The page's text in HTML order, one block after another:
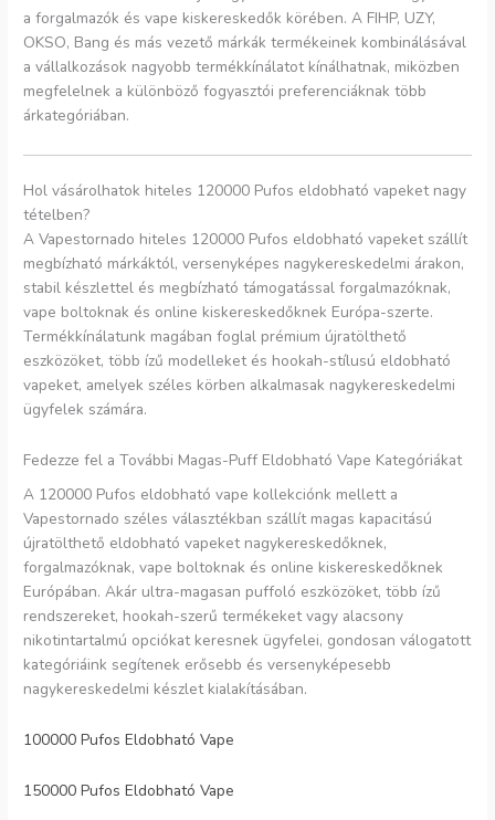
a forgalmazók és vape kiskereskedők körében. A FIHP, UZY,
OKSO, Bang és más vezető márkák termékeinek kombinálásával
a vállalkozások nagyobb termékkínálatot kínálhatnak, miközben
megfelelnek a különböző fogyasztói preferenciáknak több
árkategóriában.
Hol vásárolhatok hiteles 120000 Pufos eldobható vapeket nagy
tételben?
A Vapestornado hiteles 120000 Pufos eldobható vapeket szállít
megbízható márkáktól, versenyképes nagykereskedelmi árakon,
stabil készlettel és megbízható támogatással forgalmazóknak,
vape boltoknak és online kiskereskedőknek Európa-szerte.
Termékkínálatunk magában foglal prémium újratölthető
eszközöket, több ízű modelleket és hookah-stílusú eldobható
vapeket, amelyek széles körben alkalmasak nagykereskedelmi
ügyfelek számára.
Fedezze fel a További Magas-Puff Eldobható Vape Kategóriákat
A 120000 Pufos eldobható vape kollekciónk mellett a
Vapestornado széles választékban szállít magas kapacitású
újratölthető eldobható vapeket nagykereskedőknek,
forgalmazóknak, vape boltoknak és online kiskereskedőknek
Európában. Akár ultra-magasan puffoló eszközöket, több ízű
rendszereket, hookah-szerű termékeket vagy alacsony
nikotintartalmú opciókat keresnek ügyfelei, gondosan válogatott
kategóriáink segítenek erősebb és versenyképesebb
nagykereskedelmi készlet kialakításában.
100000 Pufos Eldobható Vape
150000 Pufos Eldobható Vape